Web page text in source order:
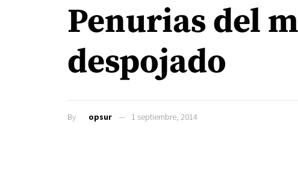
Penurias del
despojado
By opsur 1 septiembre, 2014